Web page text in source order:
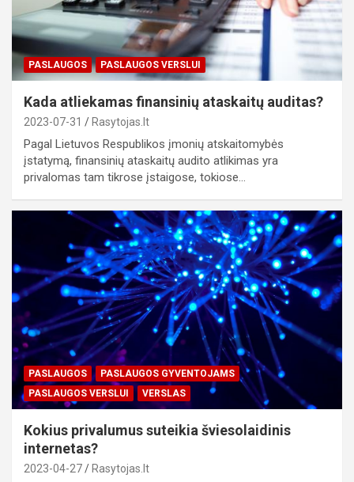
PASLAUGOS PASLAUGOS VERSLUI
Kada atliekamas finansinių ataskaitų auditas?
2023-07-31 Rasytojas.lt
Pagal Lietuvos Respublikos įmonių atskaitomybės
įstatymą, finansinių ataskaitų audito atlikimas yra
privalomas tam tikrose įstaigose, tokiose…
PASLAUGOS
PASLAUGOS GYVENTOJAMS
PASLAUGOS VERSLUI
VERSLAS
Kokius privalumus suteikia šviesolaidinis
internetas?
2023-04-27 Rasytojas.lt